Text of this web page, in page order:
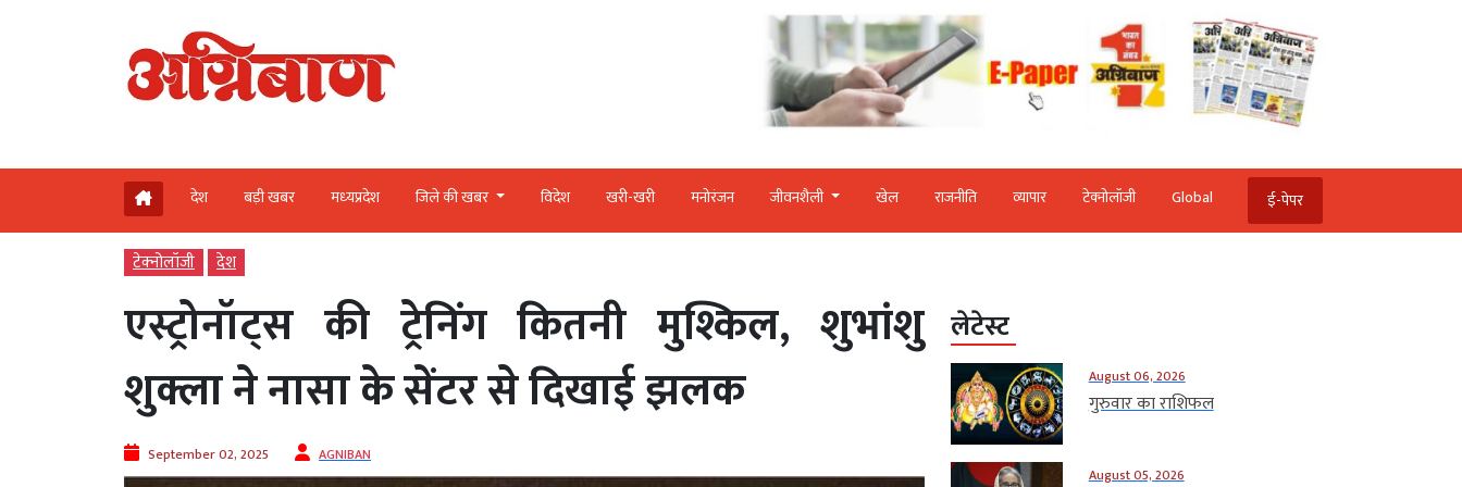
देश बड़ी खबर मध्‍यप्रदेश जिले की खबर विदेश खरी-खरी मनोरंजन जीवनशैली खेल राजनीति व्‍यापार टेक्‍नोलॉजी Global ई-पेपर
टेक्‍नोलॉजी देश
एस्ट्रोनॉट्स की ट्रेनिंग कितनी मुश्किल, शुभांशु
शुक्ला ने नासा के सेंटर से दिखाई झलक
September 02, 2025 AGNIBAN
लेटेस्ट
August 06, 2026
गुरुवार का राशिफल
August 05, 2026